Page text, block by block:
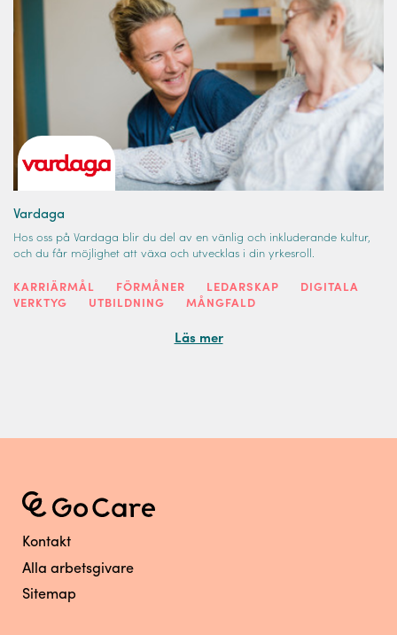
Vardaga
Hos oss på Vardaga blir du del av en vänlig och inkluderande kultur,
och du får möjlighet att växa och utvecklas i din yrkesroll.
KARRIÄRMÅL FÖRMÅNER LEDARSKAP
DIGITALA
VERKTYG
UTBILDNING MÅNGFALD
Läs mer
Kontakt
Alla arbetsgivare
Sitemap